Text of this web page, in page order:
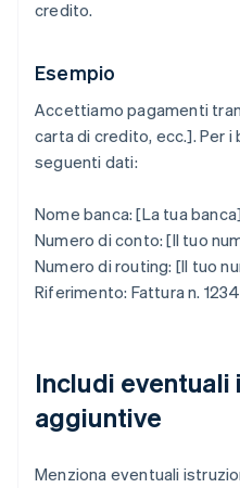
credito.
Esempio
Accettiamo pagamenti
carta di credito, ecc.]. Per i
seguenti dati:
Nome banca: [La tua banca]
Numero di conto: [Il tuo
Numero di routing: [Il tuo
Riferimento: Fattura n.
Includi eventuali
aggiuntive
Menziona eventuali